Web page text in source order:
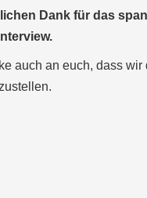
Dank für das
auch an euch, dass